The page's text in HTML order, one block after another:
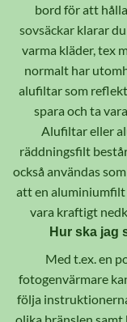
bord för att
sovsäckarklarar du
varma kläder, tex
normalt har
alufiltar som
spara och ta
Alufiltar eller
räddningsfilt
också användas
att en
vara kraftigt
Hur ska jag
Med t.ex. en
fotogenvärmare
följa